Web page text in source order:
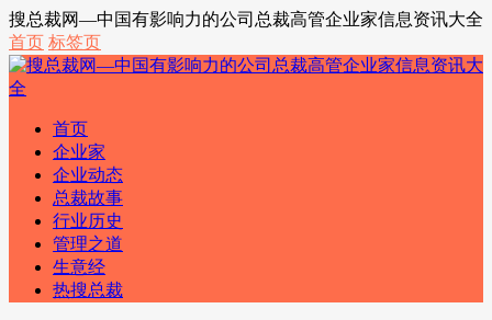
搜总裁网—中国有影响力的公司总裁高管企业家信息资讯大全
首页 标签页
首页
企业家
企业动态
总裁故事
行业历史
管理之道
生意经
热搜总裁